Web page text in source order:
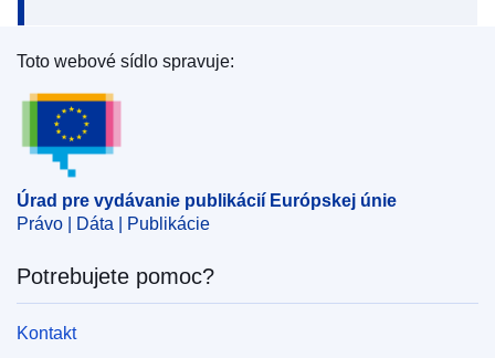
Úrad pre vydávanie publikácií Európskej únie
Toto webové sídlo spravuje:
Úrad pre vydávanie publikácií Európskej únie
Právo | Dáta | Publikácie
Potrebujete pomoc?
Kontakt